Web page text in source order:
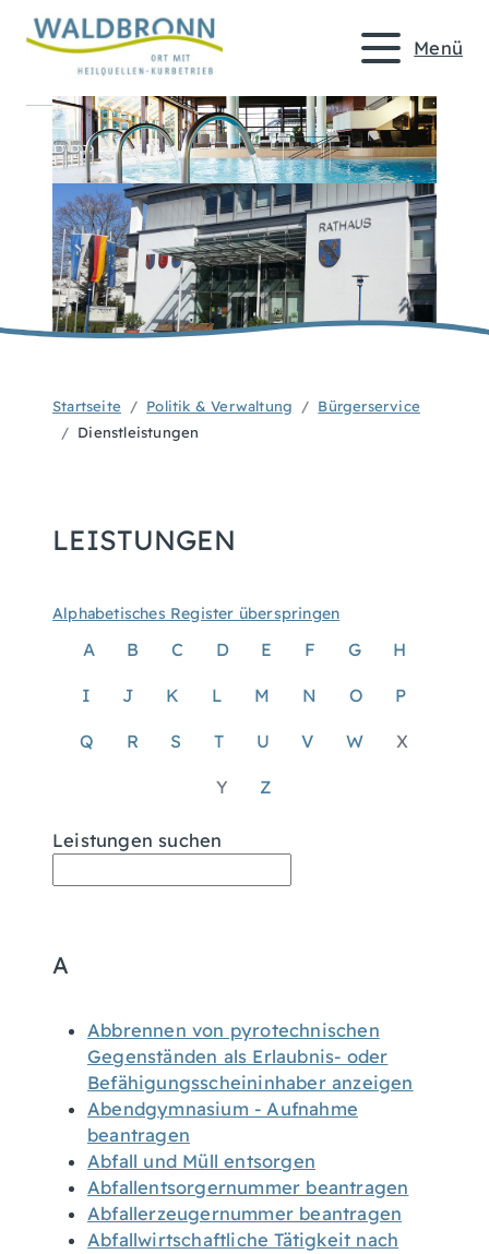
Menü
Startseite Politik & Verwaltung
Bürgerservice
Dienstleistungen
LEISTUNGEN
Alphabetisches Register überspringen
A B C D E F G H
I J K L M N O P
Q R S T U V W X
Y Z
Leistungen suchen
A
Abbrennen von pyrotechnischen
Gegenständen als Erlaubnis- oder
Befähigungsscheininhaber anzeigen
Abendgymnasium - Aufnahme
beantragen
Abfall und Müll entsorgen
Abfallentsorgernummer beantragen
Abfallerzeugernummer beantragen
Abfallwirtschaftliche Tätigkeit nach